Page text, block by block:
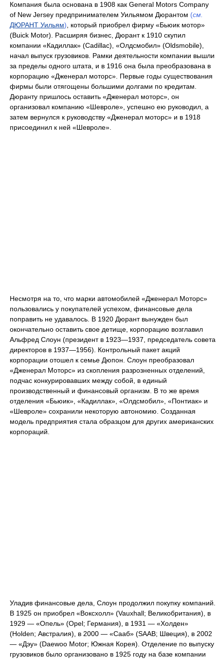
Компания была основана в 1908 как General Motors Company
of New Jersey предпринимателем Уильямом Дюрантом (см.
ДЮРАНТ Уильям) , который приобрел фирму «Бьюик мотор»
(Buick Motor). Расширяя бизнес, Дюрант к 1910 скупил
компании «Кадиллак» (Cadillac), «Олдсмобил» (Oldsmobile),
начал выпуск грузовиков. Рамки деятельности компании вышли
за пределы одного штата, и в 1916 она была преобразована в
корпорацию «Дженерал моторс». Первые годы существования
фирмы были отягощены большими долгами по кредитам.
Дюранту пришлось оставить «Дженерал моторс», он
организовал компанию «Шевроле», успешно ею руководил, а
затем вернулся к руководству «Дженерал моторс» и в 1918
присоединил к ней «Шевроле».
Несмотря на то, что марки автомобилей «Дженерал Моторс»
пользовались у покупателей успехом, финансовые дела
поправить не удавалось. В 1920 Дюрант вынужден был
окончательно оставить свое детище, корпорацию возглавил
Альфред Слоун (президент в 1923—1937, председатель совета
директоров в 1937—1956). Контрольный пакет акций
корпорации отошел к семье Дюпон. Слоун преобразовал
«Дженерал Моторс» из скопления разрозненных отделений,
подчас конкурировавших между собой, в единый
производственный и финансовый организм. В то же время
отделения «Бьюик», «Кадиллак», «Олдсмобил», «Понтиак» и
«Шевроле» сохранили некоторую автономию. Созданная
модель предприятия стала образцом для других американских
корпораций.
Уладив финансовые дела, Слоун продолжил покупку компаний.
В 1925 он приобрел «Воксхолл» (Vauxhall; Великобритания), в
1929 — «Опель» (Opel; Германия), в 1931 — «Холден»
(Holden; Австралия), в 2000 — «Сааб» (SAAB; Швеция), в 2002
— «Дэу» (Daewoo Motor; Южная Корея). Отделение по выпуску
грузовиков было организовано в 1925 году на базе компании